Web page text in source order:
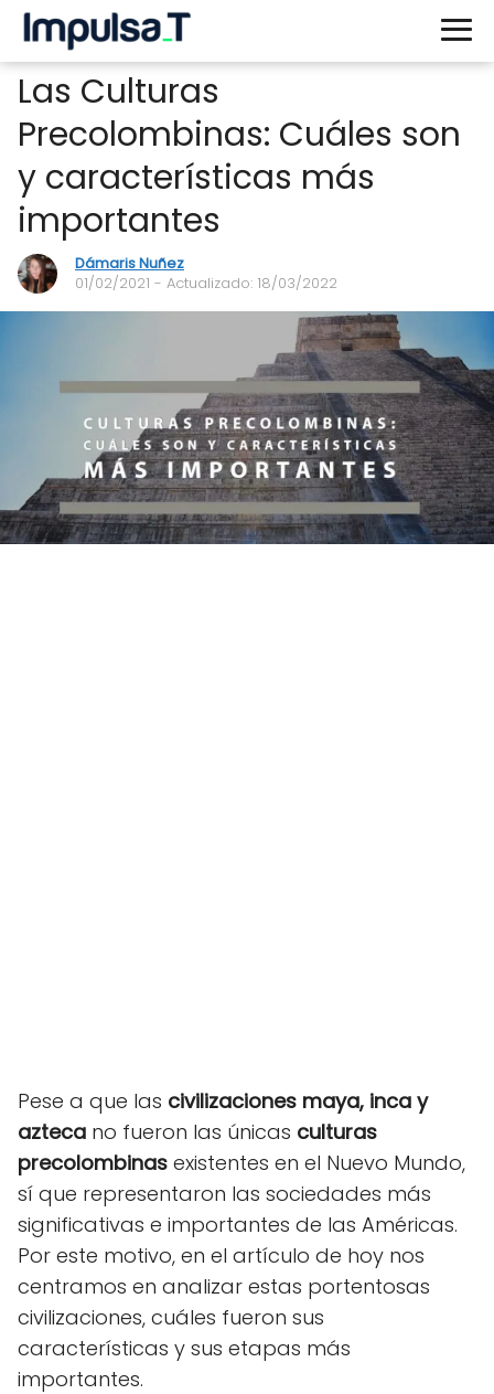
Las Culturas
Precolombinas: Cuáles son
y características más
importantes
Dámaris Nuñez
01/02/2021 - Actualizado: 18/03/2022
Pese a que las civilizaciones maya, inca y
azteca no fueron las únicas culturas
precolombinas existentes en el Nuevo Mundo,
sí que representaron las sociedades más
significativas e importantes de las Américas.
Por este motivo, en el artículo de hoy nos
centramos en analizar estas portentosas
civilizaciones, cuáles fueron sus
características y sus etapas más
importantes.